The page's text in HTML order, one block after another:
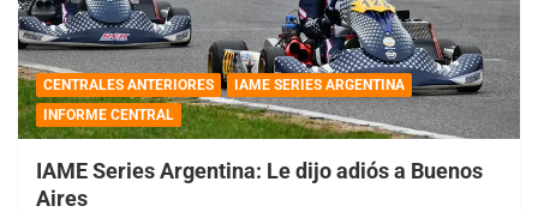
CENTRALES ANTERIORES
IAME SERIES ARGENTINA
INFORME CENTRAL
IAME Series Argentina: Le dijo adiós a Buenos
Aires